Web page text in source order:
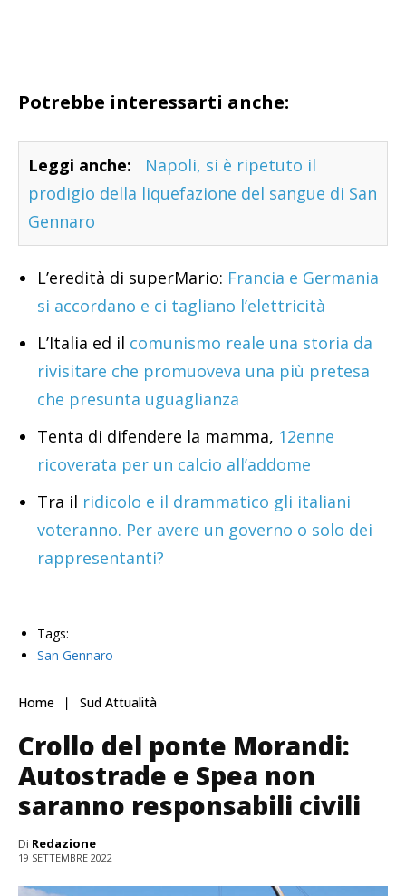
Potrebbe interessarti anche:
Leggi anche:
Napoli, si è ripetuto il
prodigio della liquefazione del sangue di San
Gennaro
L’eredità di superMario: Francia e Germania
si accordano e ci tagliano l’elettricità
L’Italia ed il comunismo reale una storia da
rivisitare che promuoveva una più pretesa
che presunta uguaglianza
Tenta di difendere la mamma, 12enne
ricoverata per un calcio all’addome
Tra il ridicolo e il drammatico gli italiani
voteranno. Per avere un governo o solo dei
rappresentanti?
Tags:
San Gennaro
Home Sud Attualità
Crollo del ponte Morandi:
Autostrade e Spea non
saranno responsabili civili
Di Redazione
19 SETTEMBRE 2022